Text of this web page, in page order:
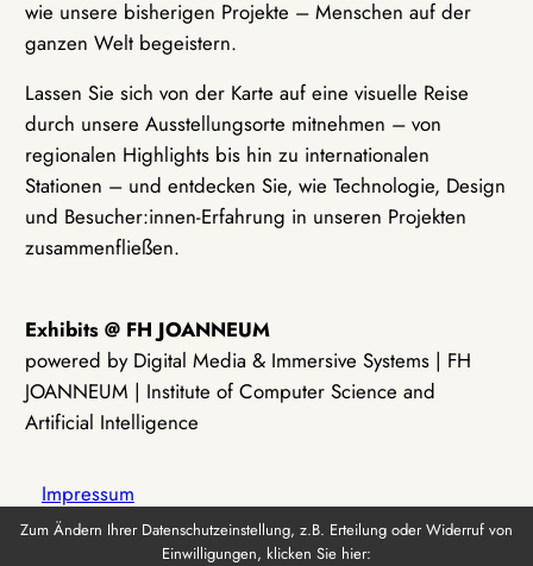
wie unsere bisherigen Projekte – Menschen auf der
ganzen Welt begeistern.
Lassen Sie sich von der Karte auf eine visuelle Reise
durch unsere Ausstellungsorte mitnehmen – von
regionalen Highlights bis hin zu internationalen
Stationen – und entdecken Sie, wie Technologie, Design
und Besucher:innen-Erfahrung in unseren Projekten
zusammenfließen.
Exhibits @ FH JOANNEUM
powered by Digital Media & Immersive Systems | FH
JOANNEUM | Institute of Computer Science and
Artificial Intelligence
Impressum
Zum Ändern Ihrer Datenschutzeinstellung, z.B. Erteilung oder Widerruf von
Einwilligungen, klicken Sie hier: